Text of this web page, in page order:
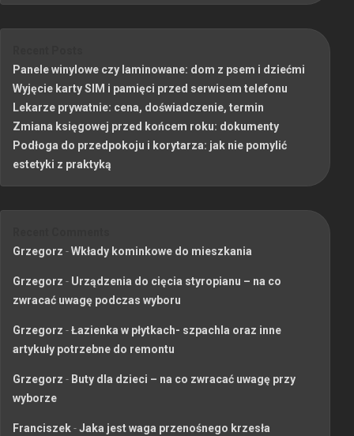
Panele winylowe czy laminowane: dom z psem i dziećmi
Wyjęcie karty SIM i pamięci przed serwisem telefonu
Lekarze prywatnie: cena, doświadczenie, termin
Zmiana księgowej przed końcem roku: dokumenty
Podłoga do przedpokoju i korytarza: jak nie pomylić
estetyki z praktyką
Grzegorz -Wkłady kominkowe do mieszkania
Grzegorz - Urządzenia do cięcia styropianu – na co
zwracać uwagę podczas wyboru
Grzegorz -Łazienka w płytkach- szpachla oraz inne
artykuły potrzebne do remontu
Grzegorz - Buty dla dzieci – na co zwracać uwagę przy
wyborze
Franciszek-Jaka jest waga przenośnego krzesła